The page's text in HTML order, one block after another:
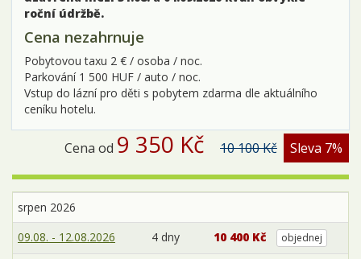
roční údržbě.
Cena nezahrnuje
Pobytovou taxu 2 € / osoba / noc.
Parkování 1 500 HUF / auto / noc.
Vstup do lázní pro děti s pobytem zdarma dle aktuálního
ceníku hotelu.
Cena od 9 350 Kč 10 100 Kč Sleva 7%
srpen 2026
09.08. - 12.08.2026
4 dny 10 400 Kč objednej